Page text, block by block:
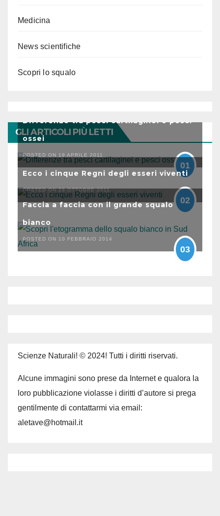
Medicina
News scientifiche
Scopri lo squalo
GLI ARTICOLI PIÙ LETTI
Differenze tra pesci cartilaginei e pesci
ossei
POSTED ON 19 APRILE 2011
01
Ecco i cinque Regni degli esseri viventi
POSTED ON 29 OTTOBRE 2011
02
Faccia a faccia con il grande squalo
bianco
POSTED ON 10 FEBBRAIO 2014
03
Scienze Naturali! © 2024! Tutti i diritti riservati.
Alcune immagini sono prese da Internet e qualora la
loro pubblicazione violasse i diritti d’autore si prega
gentilmente di contattarmi via email:
aletave@hotmail.it